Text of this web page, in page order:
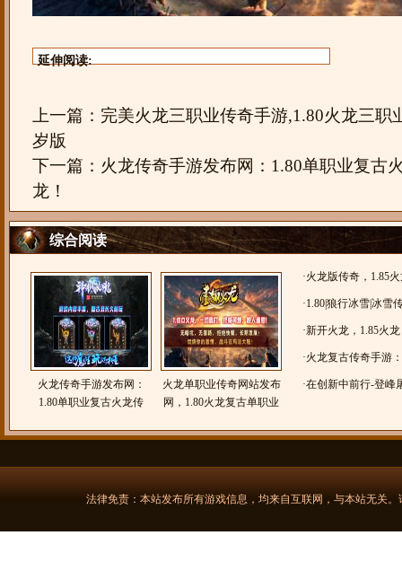
延伸阅读:
上一篇： 完美火龙三职业传奇手游,1.80火龙三职
岁版
下一篇： 火龙传奇手游发布网：1.80单职业复古
龙！
综合阅读
火龙传奇手游发布网：
1.80单职业复古火龙传
火龙单职业传奇网站发布
网，1.80火龙复古单职业
·火龙版传奇，1.85
变
·1.80|狼行冰雪|冰雪
·新开火龙，1.85火
·火龙复古传奇手游
古|苍穹传奇|
·在创新中前行-登峰
法律免责：本站发布所有游戏信息，均来自互联网，与本站无关